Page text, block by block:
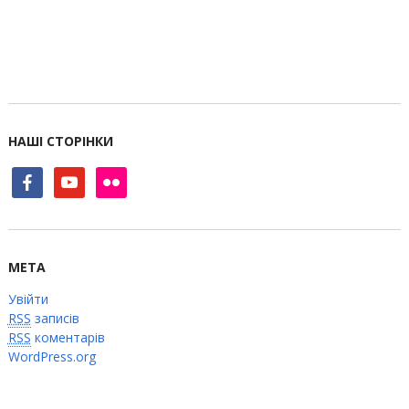
НАШІ СТОРІНКИ
facebookyoutube flickr
МЕТА
Увійти
RSS записів
RSS коментарів
WordPress.org